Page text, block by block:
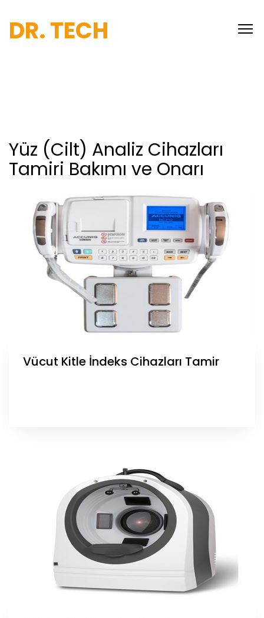
DR. TECH
Yüz (Cilt) Analiz Cihazları
Tamiri Bakımı ve Onarı
Vücut Kitle İndeks Cihazları Tamir